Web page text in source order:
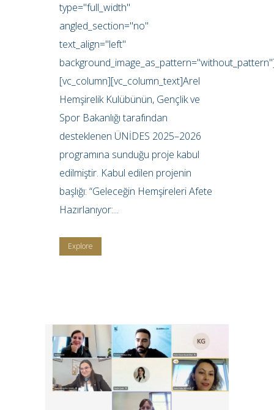
type="full_width"
angled_section="no"
text_align="left"
[vc_column][vc_column_text]Arel
Hemşirelik Kulübünün, Gençlik ve
Spor Bakanlığı tarafından
desteklenen ÜNİDES 2025–2026
programına sunduğu proje kabul
edilmiştir. Kabul edilen projenin
başlığı: “Geleceğin Hemşireleri Afete
Hazırlanıyor:...
Explore